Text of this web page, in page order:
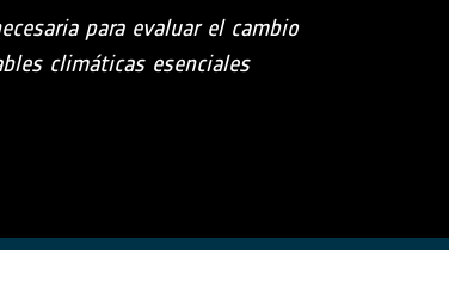
para evaluar el cambio
climáticas esenciales